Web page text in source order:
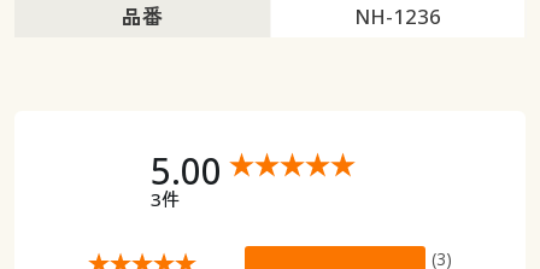
品番 NH-1236
5.00
3件
(3)